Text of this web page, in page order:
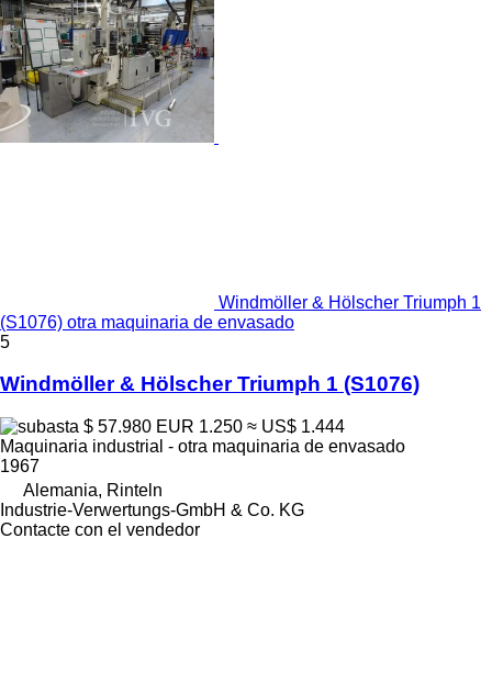
Windmöller & Hölscher Triumph 1
(S1076) otra maquinaria de envasado
5
Windmöller & Hölscher Triumph 1 (S1076)
$ 57.980 EUR 1.250 ≈ US$ 1.444
Maquinaria industrial - otra maquinaria de envasado
1967
Alemania, Rinteln
Industrie-Verwertungs-GmbH & Co. KG
Contacte con el vendedor